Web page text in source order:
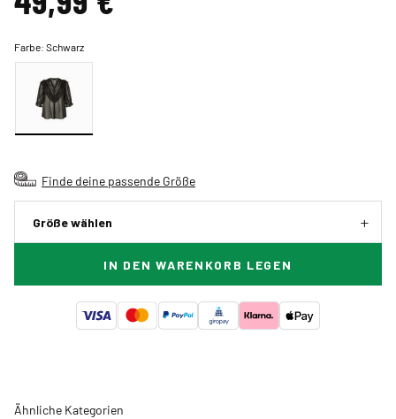
Farbe:Schwarz
Finde deine passende Größe
Größe wählen
IN DEN WARENKORB LEGEN
Ähnliche Kategorien